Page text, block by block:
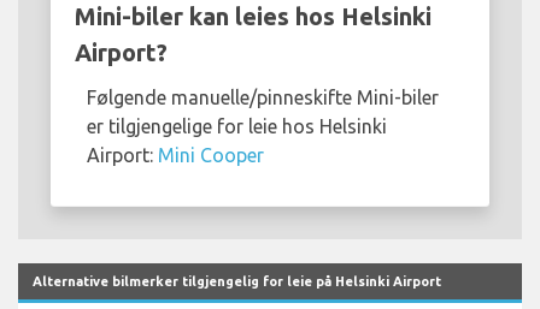
Mini-biler kan leies hos Helsinki
Airport?
Følgende manuelle/pinneskifte Mini-biler
er tilgjengelige for leie hos Helsinki
Airport: Mini Cooper
Alternative bilmerker tilgjengelig for leie på Helsinki Airport